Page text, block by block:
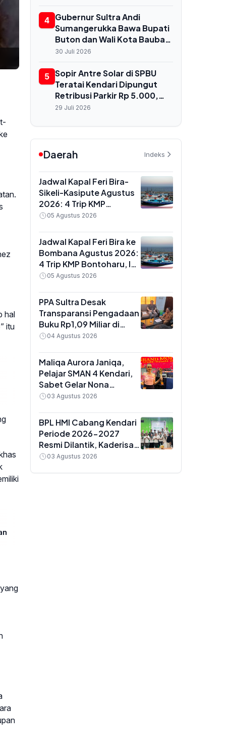
hal
itu
untuk Buton dan Baubau
4 Gubernur Sultra Andi
Sumangerukka Bawa Bupati
Buton dan Wali Kota Baubau
Audiensi ke Menkes, Bahas
Kekurangan Dokter
30 Juli 2026
5 Sopir Antre Solar di SPBU
Teratai Kendari Dipungut
Retribusi Parkir Rp 5.000,
Dishub Terbitkan
29 Juli 2026
Daerah Indeks
Jadwal Kapal Feri Bira-
Sikeli-Kasipute Agustus
2026: 4 Trip KMP
Bontoharu dan Rincian
hingga Kendaraan
Golongan IX
05 Agustus 2026
Jadwal Kapal Feri Bira ke
Bombana Agustus 2026:
4 Trip KMP Bontoharu, Ini
Rincian Harga Tiket
Golongan IX
05 Agustus 2026
PPA Sultra Desak
Transparansi Pengadaan
Buku Rp1,09 Miliar di
Konawe, Plt Kadis Dikbud
Paket Anggaran
04 Agustus 2026
Maliqa Aurora Janiqa,
Pelajar SMAN 4 Kendari,
Sabet Gelar Nona
Indonesia Sultra 2026
Yogyakarta
03 Agustus 2026
BPL HMI Cabang Kendari
Periode 2026-2027
Resmi Dilantik, Kaderisasi
Jadi Prioritas Utama
03 Agustus 2026